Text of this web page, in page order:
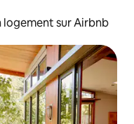
sur Airbnb